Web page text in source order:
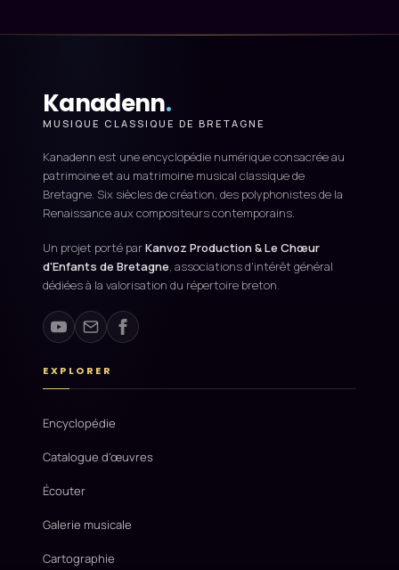
Kanadenn.
MUSIQUE CLASSIQUE DE BRETAGNE
Kanadenn est une encyclopédie numérique consacrée au
patrimoine et au matrimoine musical classique de
Bretagne. Six siècles de création, des polyphonistes de la
Renaissance aux compositeurs contemporains.
Un projet porté parKanvoz Production & Le Chœur
d'Enfants de Bretagne, associations d'intérêt général
dédiées à la valorisation du répertoire breton.
EXPLORER
Encyclopédie
Catalogue d'œuvres
Écouter
Galerie musicale
Cartographie